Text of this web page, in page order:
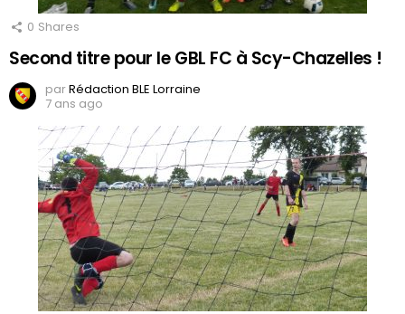
0 Shares
Second titre pour le GBL FC à Scy-Chazelles !
parRédaction BLE Lorraine
7 ans ago